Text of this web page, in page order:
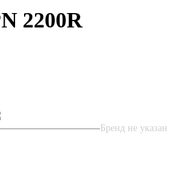
2200R
Бренд не указан